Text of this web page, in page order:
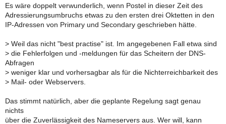
Es wäre doppelt verwunderlich, wenn Postel in dieser Zeit des
Adressierungsumbruchs etwas zu den ersten drei Oktetten in den
IP-Adressen von Primary und Secondary geschrieben hätte.
> Weil das nicht "best practise" ist. Im angegebenen Fall etwa sind
> die Fehlerfolgen und -meldungen für das Scheitern der DNS-
Abfragen
> weniger klar und vorhersagbar als für die Nichterreichbarkeit des
> Mail- oder Webservers.
Das stimmt natürlich, aber die geplante Regelung sagt genau
nichts
über die Zuverlässigkeit des Nameservers aus. Wer will, kann